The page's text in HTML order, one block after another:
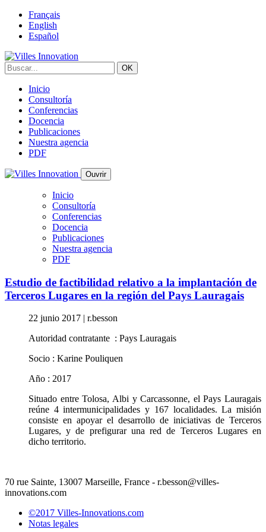
Français
English
Español
Inicio
Consultoría
Conferencias
Docencia
Publicaciones
Nuestra agencia
PDF
Ouvrir
Inicio
Consultoría
Conferencias
Docencia
Publicaciones
Nuestra agencia
PDF
Estudio de factibilidad relativo a la implantación de
Terceros Lugares en la región del Pays Lauragais
22 junio 2017 | r.besson
Autoridad contratante : Pays Lauragais
Socio : Karine Pouliquen
Año : 2017
Situado entre Tolosa, Albi y Carcassonne, el Pays Lauragais
reúne 4 intermunicipalidades y 167 localidades. La misión
consiste en apoyar el desarrollo de iniciativas de Terceros
Lugares, y de prefigurar una red de Terceros Lugares en
dicho territorio.
70 rue Sainte, 13007 Marseille, France - r.besson@villes-
innovations.com
©2017 Villes-Innovations.com
Notas legales